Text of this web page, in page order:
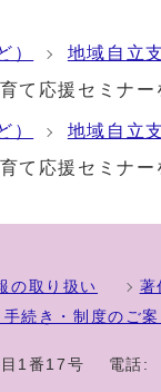
） 地域自立
て応援セミナー
） 地域自立
て応援セミナー
の取り扱い 著
続き・制度のご案
1番17号 電話: